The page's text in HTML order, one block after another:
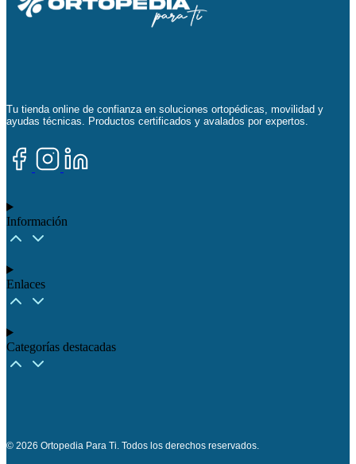
Tu tienda online de confianza en soluciones ortopédicas, movilidad y
ayudas técnicas. Productos certificados y avalados por expertos.
Información
Enlaces
Categorías destacadas​
© 2026 Ortopedia Para Ti. Todos los derechos reservados.